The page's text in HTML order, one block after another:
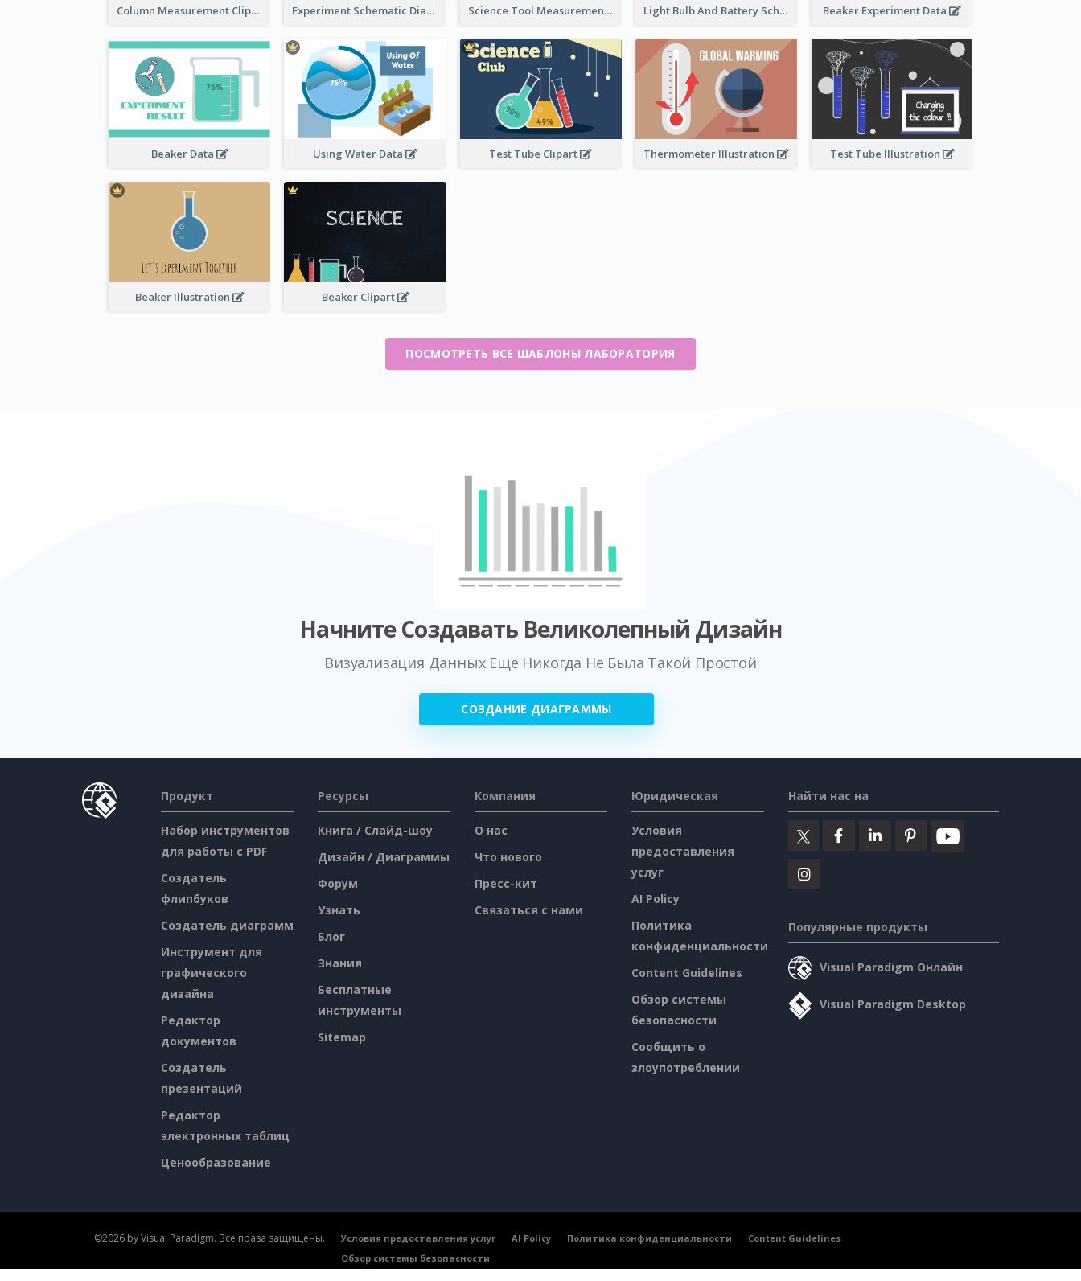
Column Measurement Clipart Experiment Schematic Diagram Science Tool Measurement Light Bulb And Battery Schematic Diagram Beaker Experiment Data
Beaker Data Using Water Data Test Tube Clipart Thermometer Illustration Test Tube Illustration
Beaker Illustration Beaker Clipart
ПОСМОТРЕТЬ ВСЕ ШАБЛОНЫ ЛАБОРАТОРИЯ
Начните Создавать Великолепный Дизайн
Визуализация Данных Еще Никогда Не Была Такой Простой
СОЗДАНИЕ ДИАГРАММЫ
Продукт
Набор инструментов
для работы с PDF
Создатель
флипбуков
Создатель диаграмм
Инструмент для
графического
дизайна
Редактор
документов
Создатель
презентаций
Редактор
электронных таблиц
Ценообразование
Ресурсы
Книга / Слайд-шоу
Дизайн / Диаграммы
Форум
Узнать
Блог
Знания
Бесплатные
инструменты
Sitemap
Компания
О нас
Что нового
Пресс-кит
Связаться с нами
Юридическая
Условия
предоставления
услуг
AI Policy
Политика
конфиденциальности
Content Guidelines
Обзор системы
безопасности
Сообщить о
злоупотреблении
Найти нас на
Популярные продукты
Visual Paradigm Онлайн
Visual Paradigm Desktop
©2026 by Visual Paradigm. Все права защищены. Условия предоставления услуг AI Policy Политика конфиденциальности
Content Guidelines
Обзор системы безопасности